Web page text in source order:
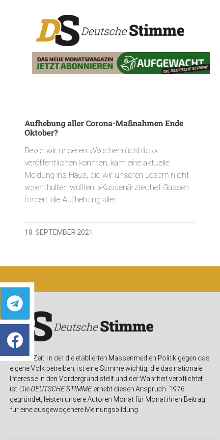
Aufhebung aller Corona-Maßnahmen Ende
Oktober?
Bevor wir unseren »Wochenrückblick«
veröffentlichen konnten, kam eine aktuelle
Meldung ins Haus, die wir unseren Lesern nicht
vorenthalten wollten: »Kassenärztechef Gassen
fordert die Aufhebung aller
18. SEPTEMBER 2021
In einer Zeit, in der die etablierten Massenmedien Politik gegen das
eigene Volk betreiben, ist eine Stimme wichtig, die das nationale
Interesse in den Vordergrund stellt und der Wahrheit verpflichtet
ist. DieDEUTSCHE STIMMEerhebt diesen Anspruch. 1976
gegründet, leisten unsere Autoren Monat für Monat ihren Beitrag
für eine ausgewogenere Meinungsbildung.